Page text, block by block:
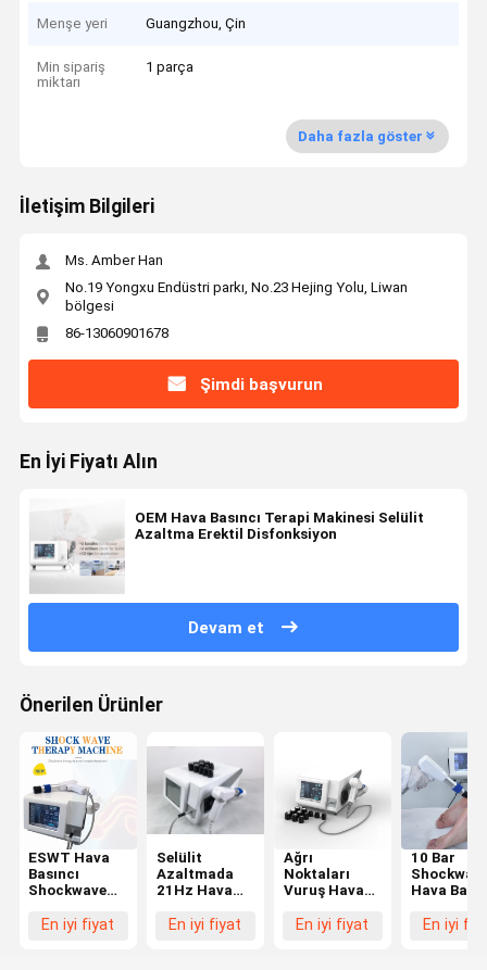
Menşe yeri Guangzhou, Çin
Min sipariş
miktarı
1 parça
Daha fazla göster
İletişim Bilgileri
Ms. Amber Han
No.19 Yongxu Endüstri parkı, No.23 Hejing Yolu, Liwan
bölgesi
86-13060901678
Şimdi başvurun
En İyi Fiyatı Alın
OEM Hava Basıncı Terapi Makinesi Selülit
Azaltma Erektil Disfonksiyon
Devam et
Önerilen Ürünler
ESWT Hava
Basıncı
Shockwave
Makinesi
En iyi fiyat
Selülit
Azaltmada
21Hz Hava
Shockwave
En iyi fiyat
Ağrı
Noktaları
Vuruş Hava
Dalga
En iyi fiyat
10 Bar
Hava
Makinesi
En iyi